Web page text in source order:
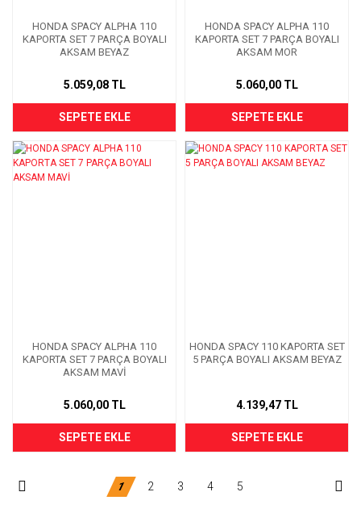
HONDA SPACY ALPHA 110
KAPORTA SET 7 PARÇA BOYALI
AKSAM BEYAZ
5.059,08 TL
SEPETE EKLE
HONDA SPACY ALPHA 110
KAPORTA SET 7 PARÇA BOYALI
AKSAM MOR
5.060,00 TL
SEPETE EKLE
HONDA SPACY ALPHA 110
KAPORTA SET 7 PARÇA BOYALI
AKSAM MAVİ
5.060,00 TL
SEPETE EKLE
HONDA SPACY 110 KAPORTA SET
5 PARÇA BOYALI AKSAM BEYAZ
4.139,47 TL
SEPETE EKLE
1 2 3 4 5